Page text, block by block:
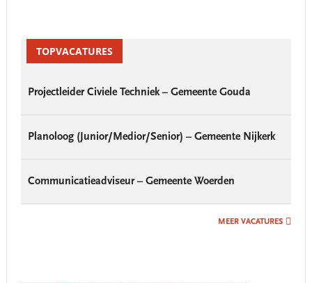
SidebarTOPVACATURES
Projectleider Civiele Techniek – Gemeente Gouda
Planoloog (Junior/Medior/Senior) – Gemeente Nijkerk
Communicatieadviseur – Gemeente Woerden
MEER VACATURES